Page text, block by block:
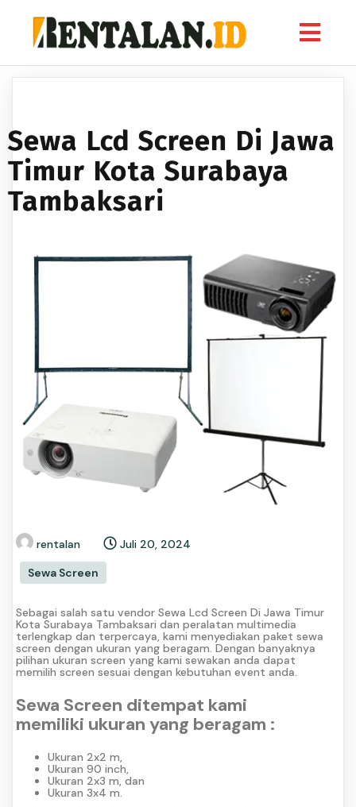
Sewa Lcd Screen Di Jawa
Timur Kota Surabaya
Tambaksari
rentalan
Juli 20, 2024
Sewa Screen
Sebagai salah satu vendor Sewa Lcd Screen Di Jawa Timur
Kota Surabaya Tambaksari dan peralatan multimedia
terlengkap dan terpercaya, kami menyediakan paket sewa
screen dengan ukuran yang beragam. Dengan banyaknya
pilihan ukuran screen yang kami sewakan anda dapat
memilih screen sesuai dengan kebutuhan event anda.
Sewa Screen ditempat kami
memiliki ukuran yang beragam :
Ukuran 2x2 m,
Ukuran 90 inch,
Ukuran 2x3 m, dan
Ukuran 3x4 m.